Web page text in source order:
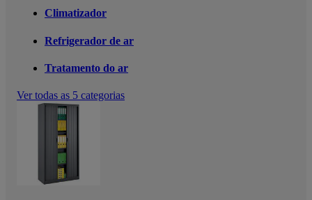
Climatizador
Refrigerador de ar
Tratamento do ar
Ver todas as 5 categorias